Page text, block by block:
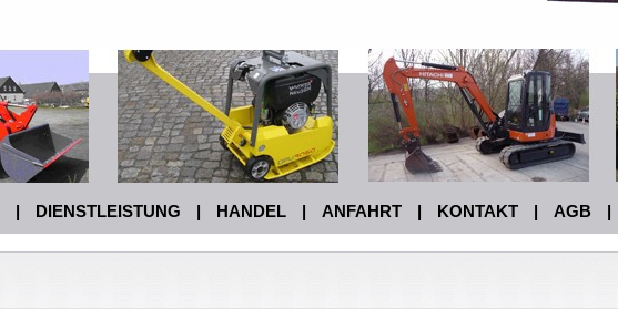
| DIENSTLEISTUNG | HANDEL | ANFAHRT | KONTAKT | AGB |